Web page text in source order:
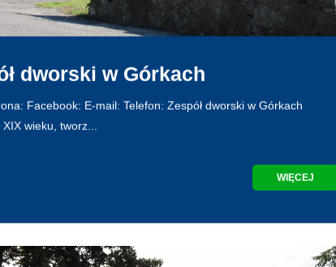
dworski w Górkach
Facebook: E-mail: Telefon: Zespół dworski w Górkach
XIX wieku, tworz...
WIĘCEJ